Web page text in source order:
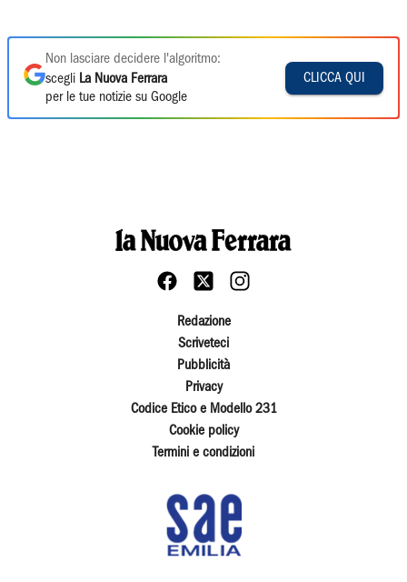
Non lasciare decidere l'algoritmo:
scegli La Nuova Ferrara
per le tue notizie su Google
CLICCA QUI
Redazione
Scriveteci
Pubblicità
Privacy
Codice Etico e Modello 231
Cookie policy
Termini e condizioni